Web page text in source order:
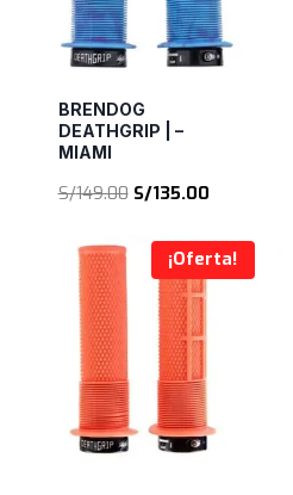
BRENDOG
DEATHGRIP | –
MIAMI
S/149.00 El
original
era:
S/149.00.
S/135.00El
actual
es:
¡Oferta!